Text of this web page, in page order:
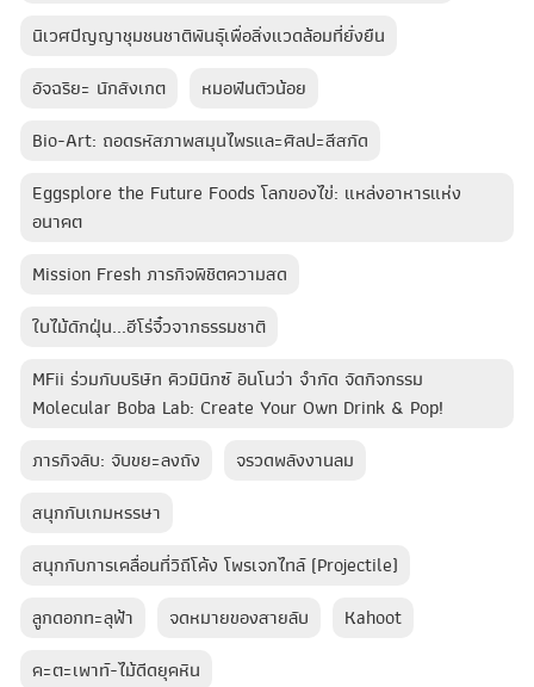
นิเวศปัญญาชุมชนชาติพันธุ์เพื่อสิ่งแวดล้อมที่ยั่งยืน
อัจฉริยะ นักสังเกต
หมอฟันตัวน้อย
Bio-Art: ถอดรหัสภาพสมุนไพรและศิลปะสีสกัด
Eggsplore the Future Foods โลกของไข่: แหล่งอาหารแห่ง
อนาคต
Mission Fresh ภารกิจพิชิตความสด
ใบไม้ดักฝุ่น...ฮีโร่จิ๋วจากธรรมชาติ
MFii ร่วมกับบริษัท คิวมินิกซ์ อินโนว่า จำกัด จัดกิจกรรม
Molecular Boba Lab: Create Your Own Drink & Pop!
ภารกิจลับ: จับขยะลงถัง
จรวดพลังงานลม
สนุกกับเกมหรรษา
สนุกกับการเคลื่อนที่วิถีโค้ง โพรเจกไทล์ (Projectile)
ลูกดอกทะลุฟ้า​
จดหมายของสายลับ
Kahoot
คะตะเพาท์-ไม้ดีดยุคหิน